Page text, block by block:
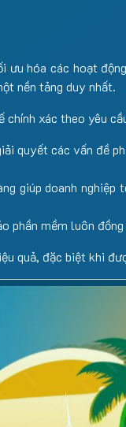
hóa các hoạt
nền tảng duy nhất.
xác theo yêu
quyết các vấn đề
giúp doanh
phần mềm luôn
quả, đặc biệt khi